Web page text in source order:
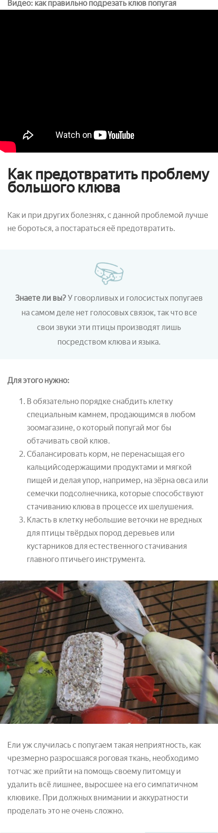
Видео: как правильно подрезать клюв попугая
Как предотвратить проблему
большого клюва
Как и при других болезнях, с данной проблемой лучше
не бороться, а постараться её предотвратить.
Знаете ли вы?У говорливых и голосистых попугаев
на самом деле нет голосовых связок, так что все
свои звуки эти птицы производят лишь
посредством клюва и языка.
Для этого нужно:
В обязательно порядке снабдить клетку
специальным камнем, продающимся в любом
зоомагазине, о который попугай мог бы
обтачивать свой клюв.
Сбалансировать корм, не перенасыщая его
кальцийсодержащими продуктами и мягкой
пищей и делая упор, например, на зёрна овса или
семечки подсолнечника, которые способствуют
стачиванию клюва в процессе их шелушения.
Класть в клетку небольшие веточки не вредных
для птицы твёрдых пород деревьев или
кустарников для естественного стачивания
главного птичьего инструмента.
Ели уж случилась с попугаем такая неприятность, как
чрезмерно разросшаяся роговая ткань, необходимо
тотчас же прийти на помощь своему питомцу и
удалить всё лишнее, выросшее на его симпатичном
клювике. При должных внимании и аккуратности
проделать это не очень сложно.